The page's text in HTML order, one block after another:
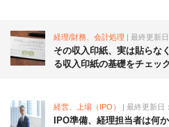
経理/財務、会計処理 | 最終更新
その収入印紙、実は貼らな
る収入印紙の基礎をチェッ
経営、上場（IPO） | 最終更新日
IPO準備、経理担当者は何